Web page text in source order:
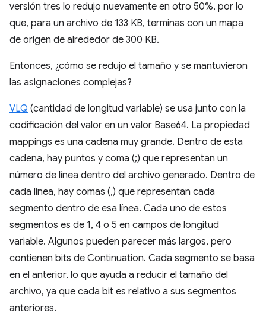
versión tres lo redujo nuevamente en otro 50%, por lo
que, para un archivo de 133 KB, terminas con un mapa
de origen de alrededor de 300 KB.
Entonces, ¿cómo se redujo el tamaño y se mantuvieron
las asignaciones complejas?
VLQ (cantidad de longitud variable) se usa junto con la
codificación del valor en un valor Base64. La propiedad
mappings es una cadena muy grande. Dentro de esta
cadena, hay puntos y coma (;) que representan un
número de línea dentro del archivo generado. Dentro de
cada línea, hay comas (,) que representan cada
segmento dentro de esa línea. Cada uno de estos
segmentos es de 1, 4 o 5 en campos de longitud
variable. Algunos pueden parecer más largos, pero
contienen bits de Continuation. Cada segmento se basa
en el anterior, lo que ayuda a reducir el tamaño del
archivo, ya que cada bit es relativo a sus segmentos
anteriores.